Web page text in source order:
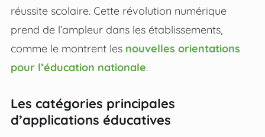
réussite scolaire. Cette révolution numérique
prend de l’ampleur dans les établissements,
comme le montrent les nouvelles orientations
pour l’éducation nationale.
Les catégories principales
d’applications éducatives